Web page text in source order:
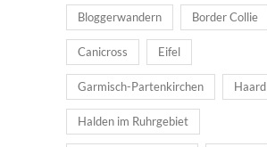
Bloggerwandern Border Collie
Canicross Eifel
Garmisch-Partenkirchen Haard
Halden im Ruhrgebiet